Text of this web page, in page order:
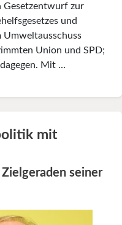
Gesetzentwurf zur
und
Union und SPD;
Mit …
mit
seiner